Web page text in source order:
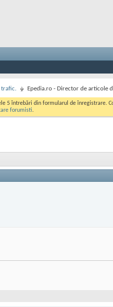
trafic. Epedia.ro - Director de articole
5 întrebări din formularul de înregistrare.
forumisti.